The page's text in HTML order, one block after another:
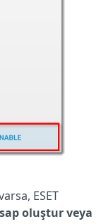
ESET
oluştur veya